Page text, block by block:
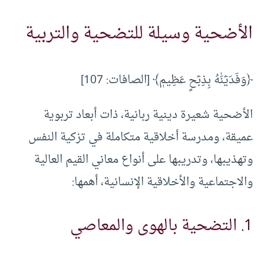
الأضحية وسيلة للتضحية والتربية
﴿وَفَدَيۡنَٰهُ بِذِبۡحٍ عَظِيمٖ﴾ [الصافات: 107]
الأضحية شعيرة دينية ربانية، ذات أبعاد تربوية
عميقة، ومدرسة أخلاقية متكاملة في تزكية النفس
وتهذيبها، وتدريبها على أنواع معاني القيم العالية
والاجتماعية والأخلاقية الإنسانية، أهمها:
1. التضحية بالهوى والمعاصي